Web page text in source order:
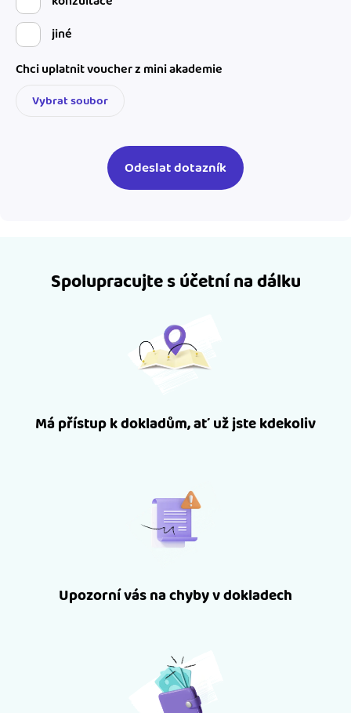
jiné
Chci uplatnit voucher z mini akademie
Vybrat soubor
Spolupracujte s účetní na dálku
Má přístup k dokladům, ať už jste kdekoliv
Upozorní vás na chyby v dokladech